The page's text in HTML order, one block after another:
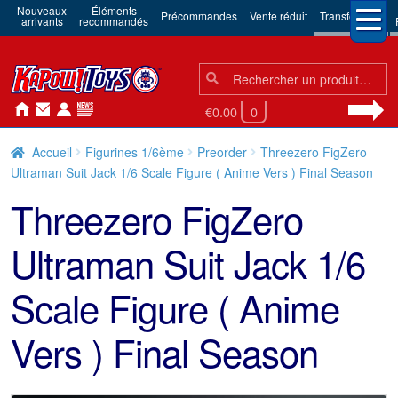
Nouveaux
arrivants
Éléments
recommandés Précommandes Vente réduit Transformers
Chercher:
Chercher
€0.00 0
Accueil Figurines 1/6ème Preorder
Threezero FigZero
Ultraman Suit Jack 1/6 Scale Figure ( Anime Vers ) Final Season
Threezero FigZero
Ultraman Suit Jack 1/6
Scale Figure ( Anime
Vers ) Final Season